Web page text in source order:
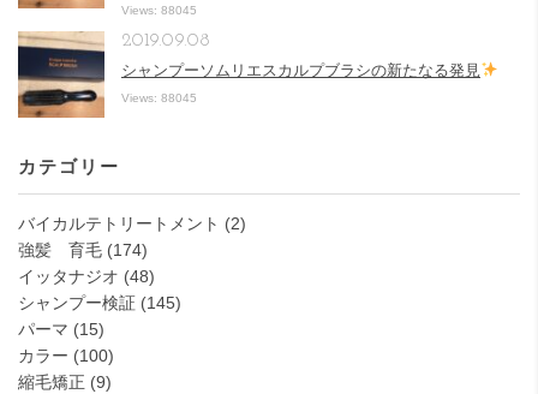
Views: 88045
シャンプーソムリエスカルプブラシの新たなる発見
2019.09.08
Views: 88045
カテゴリー
バイカルテトリートメント (2)
強髪 育毛 (174)
イッタナジオ (48)
シャンプー検証 (145)
パーマ (15)
カラー (100)
縮毛矯正 (9)